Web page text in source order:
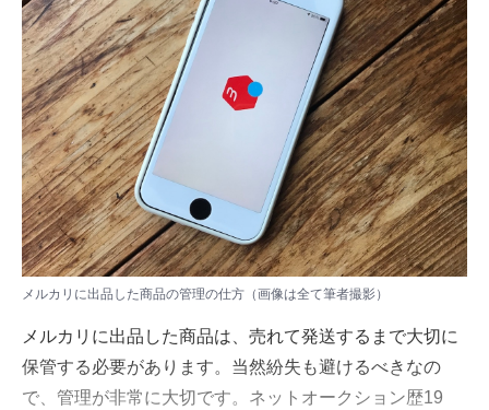
メルカリに出品した商品の管理の仕方（画像は全て筆者撮影）
メルカリに出品した商品は、売れて発送するまで大切に
保管する必要があります。当然紛失も避けるべきなの
で、管理が非常に大切です。ネットオークション歴19